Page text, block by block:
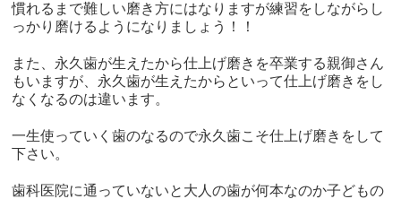
慣れるまで難しい磨き方にはなりますが練習をしながらし
っかり磨けるようになりましょう！！
また、永久歯が生えたから仕上げ磨きを卒業する親御さん
もいますが、永久歯が生えたからといって仕上げ磨きをし
なくなるのは違います。
一生使っていく歯のなるので永久歯こそ仕上げ磨きをして
下さい。
歯科医院に通っていないと大人の歯が何本なのか子どもの